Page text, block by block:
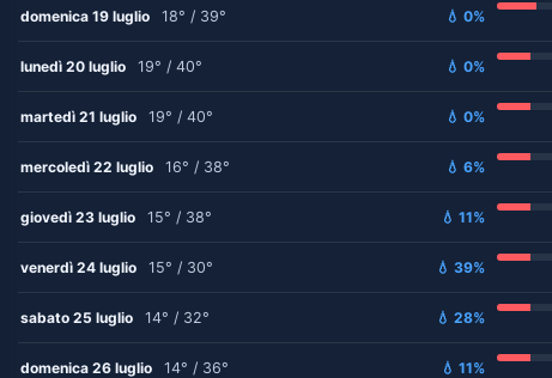
domenica 19 luglio 18° / 39° 💧 0%
lunedì 20 luglio 19° / 40° 💧 0%
martedì 21 luglio 19° / 40° 💧 0%
mercoledì 22 luglio 16° / 38° 💧 6%
giovedì 23 luglio 15° / 38° 💧 11%
venerdì 24 luglio 15° / 30° 💧 39%
sabato 25 luglio 14° / 32° 💧 28%
domenica 26 luglio 14° / 36° 💧 11%